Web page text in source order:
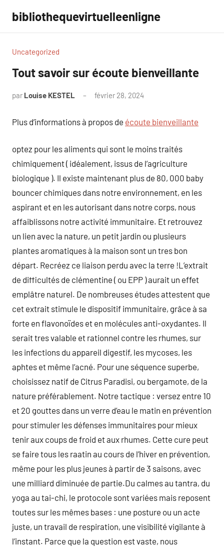
contenu
bibliothequevirtuelleenligne
Uncategorized
Tout savoir sur écoute bienveillante
par Louise KESTEL février 28, 2024
Plus d’informations à propos de écoute bienveillante
optez pour les aliments qui sont le moins traités
chimiquement ( idéalement, issus de l’agriculture
biologique ). Il existe maintenant plus de 80, 000 baby
bouncer chimiques dans notre environnement, en les
aspirant et en les autorisant dans notre corps, nous
affaiblissons notre activité immunitaire. Et retrouvez
un lien avec la nature, un petit jardin ou plusieurs
plantes aromatiques à la maison sont un tres bon
départ. Recréez ce liaison perdu avec la terre !L’extrait
de difficultés de clémentine ( ou EPP ) aurait un effet
emplâtre naturel. De nombreuses études attestent que
cet extrait stimule le dispositif immunitaire, grâce à sa
forte en flavonoïdes et en molécules anti-oxydantes. Il
serait tres valable et rationnel contre les rhumes, sur
les infections du appareil digestif, les mycoses, les
aphtes et même l’acné. Pour une séquence superbe,
choisissez natif de Citrus Paradisi, ou bergamote, de la
nature préférablement. Notre tactique : versez entre 10
et 20 gouttes dans un verre d’eau le matin en prévention
pour stimuler les défenses immunitaires pour mieux
tenir aux coups de froid et aux rhumes. Cette cure peut
se faire tous les raatin au cours de l’hiver en prévention,
même pour les plus jeunes à partir de 3 saisons, avec
une milliard diminuée de partie.Du calmes au tantra, du
yoga au tai-chi, le protocole sont variées mais reposent
toutes sur les mêmes bases : une posture ou un acte
juste, un travail de respiration, une visibilité vigilante à
l’instant. Parce que la question est vaste, nous